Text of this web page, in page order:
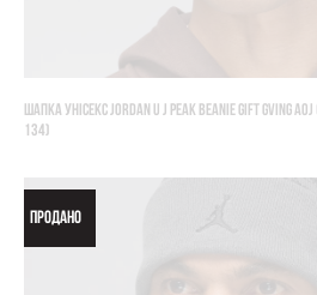
ШАПКА УНІСЕКС JORDAN U J PEAK BEANIE GIFT GVING
134)
ПРОДАНО